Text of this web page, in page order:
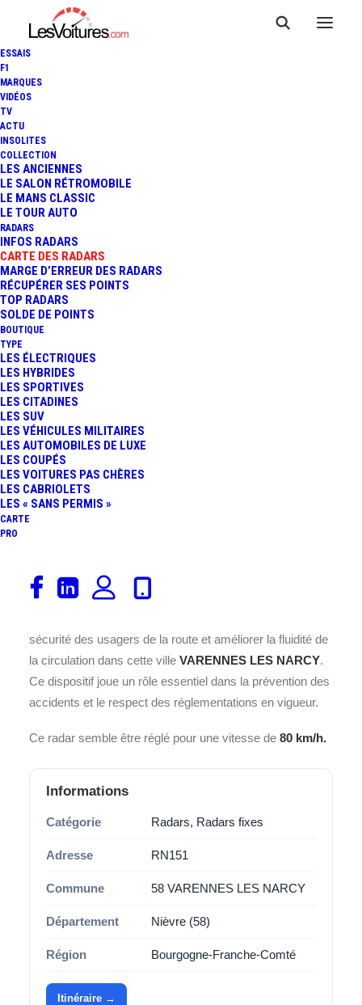
ESSAIS
F1
MARQUES
VIDÉOS
TV
ACTU
INSOLITES
COLLECTION
LES ANCIENNES
LE SALON RÉTROMOBILE
LE MANS CLASSIC
LE TOUR AUTO
RADARS
INFOS RADARS
CARTE DES RADARS
MARGE D’ERREUR DES RADARS
RÉCUPÉRER SES POINTS
TOP RADARS
SOLDE DE POINTS
BOUTIQUE
TYPE
LES ÉLECTRIQUES
LES HYBRIDES
LES SPORTIVES
LES CITADINES
LES SUV
LES VÉHICULES MILITAIRES
LES AUTOMOBILES DE LUXE
LES COUPÉS
LES VOITURES PAS CHÈRES
LES CABRIOLETS
LES « SANS PERMIS »
CARTE
PRO
LES NARCY RN151
Ce radar est installé sur la
RN151, au cœur de la commune
Placé à cet endroit précis la
sécurité des usagers de la route et améliorer la fluidité de
la circulation dans cette ville VARENNES LES NARCY.
Ce dispositif joue un rôle essentiel dans la prévention des
accidents et le respect des réglementations en vigueur.
Ce radar semble être réglé pour une vitesse de 80 km/h.
Informations
Catégorie Radars, Radars fixes
Adresse RN151
Commune 58 VARENNES LES NARCY
Département Nièvre (58)
Région Bourgogne-Franche-Comté
Itinéraire →